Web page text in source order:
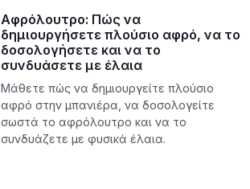
Αφρόλουτρο: Πώς να
δημιουργήσετε πλούσιο αφρό, να το
δοσολογήσετε και να το
συνδυάσετε με έλαια
Μάθετε πώς να δημιουργείτε πλούσιο
αφρό στην μπανιέρα, να δοσολογείτε
σωστά το αφρόλουτρο και να το
συνδυάζετε με φυσικά έλαια.